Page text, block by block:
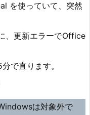
を使っていて、突然
、更新エラーでOffice
で直ります。
は対象外で